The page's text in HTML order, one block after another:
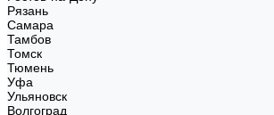
Рязань
Самара
Тамбов
Томск
Тюмень
Уфа
Ульяновск
Волгоград